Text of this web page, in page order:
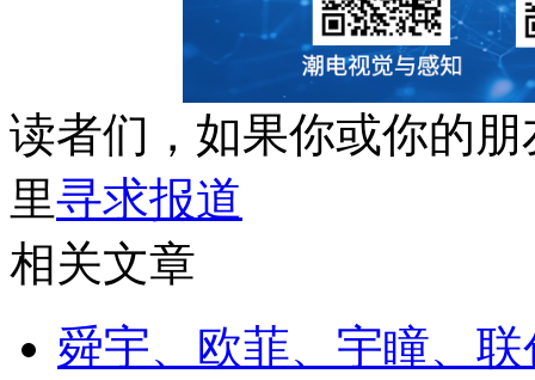
读者们，如果你或你的
里寻求报道
相关文章
舜宇、欧菲、宇瞳、